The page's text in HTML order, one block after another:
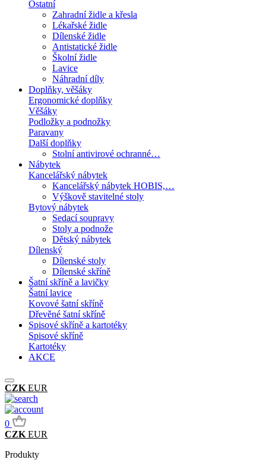
Ostatní
Zahradní židle a křesla
Lékařské židle
Dílenské židle
Antistatické židle
Školní židle
Lavice
Náhradní díly
Doplňky, věšáky
Ergonomické doplňky
Věšáky
Podložky a podnožky
Paravany
Další doplňky
Stolní antivirové ochranné…
Nábytek
Kancelářský nábytek
Kancelářský nábytek HOBIS,…
Výškově stavitelné stoly
Bytový nábytek
Sedací soupravy
Stoly a podnože
Dětský nábytek
Dílenský
Dílenské stoly
Dílenské skříně
Šatní skříně a lavičky
Šatní lavice
Kovové šatní skříně
Dřevěné šatní skříně
Spisové skříně a kartotéky
Spisové skříně
Kartotéky
AKCE
CZK EUR
0
CZK EUR
Produkty